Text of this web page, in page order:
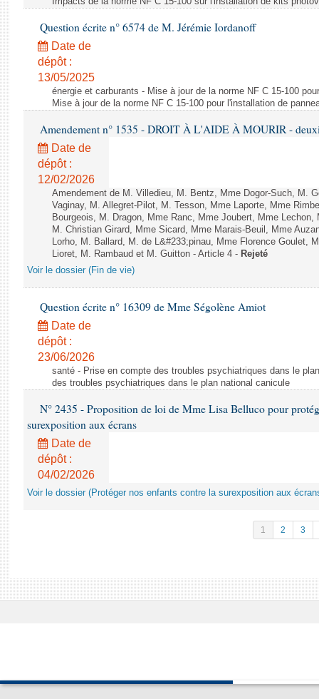
Question écrite n° 6574 de M. Jérémie Iordanoff
Date de
dépôt :
13/05/2025
énergie et carburants - Mise à jour de la norme NF C 15-100
Mise à jour de la norme NF C 15-100 pour l'installation de
Amendement n° 1535 - DROIT À L'AIDE À MOURIR -
Date de
dépôt :
12/02/2026
Amendement de M. Villedieu, M. Bentz, Mme Dogor-Such, M.
Vaginay, M. Allegret-Pilot, M. Tesson, Mme Laporte, Mme
Bourgeois, M. Dragon, Mme Ranc, Mme Joubert, Mme
M. Christian Girard, Mme Sicard, Mme Marais-Beuil, Mme
Lorho, M. Ballard, M. de L&#233;pinau, Mme Florence Goulet,
Lioret, M. Rambaud et M. Guitton - Article 4 - Rejeté
Voir le dossier (Fin de vie)
Question écrite n° 16309 de Mme Ségolène Amiot
Date de
dépôt :
23/06/2026
santé - Prise en compte des troubles psychiatriques dans le
des troubles psychiatriques dans le plan national canicule
N° 2435 - Proposition de loi de Mme Lisa Belluco pour
surexposition aux écrans
Date de
dépôt :
04/02/2026
Voir le dossier (Protéger nos enfants contre la surexposition aux
1 2 3